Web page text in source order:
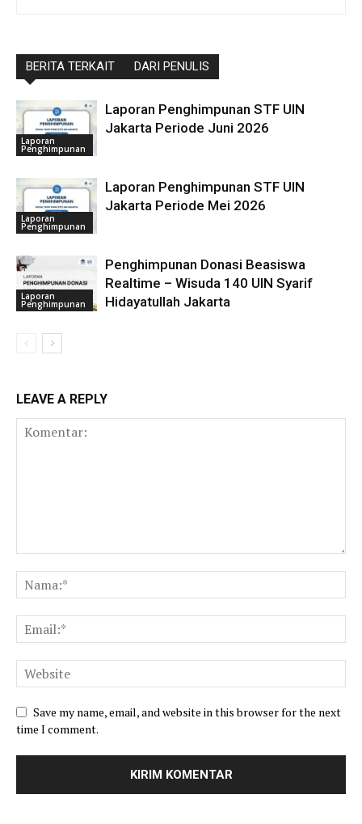
BERITA TERKAIT DARI PENULIS
Laporan
Penghimpunan
Laporan Penghimpunan STF UIN
Jakarta Periode Juni 2026
Laporan
Penghimpunan
Laporan Penghimpunan STF UIN
Jakarta Periode Mei 2026
Laporan
Penghimpunan
Penghimpunan Donasi Beasiswa
Realtime – Wisuda 140 UIN Syarif
Hidayatullah Jakarta
LEAVE A REPLY
Save my name, email, and website in this browser for the next
time I comment.